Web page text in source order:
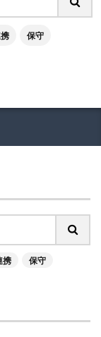
保守
携 保守